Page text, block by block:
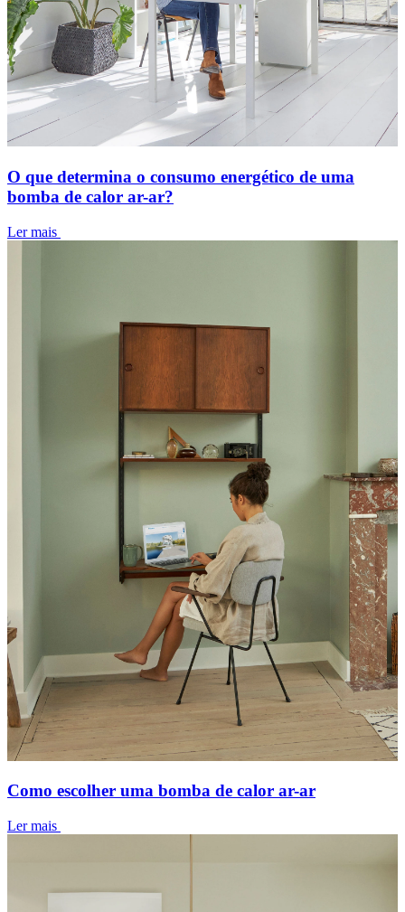
O que determina o consumo energético de uma
bomba de calor ar-ar?
Ler mais
Como escolher uma bomba de calor ar-ar
Ler mais